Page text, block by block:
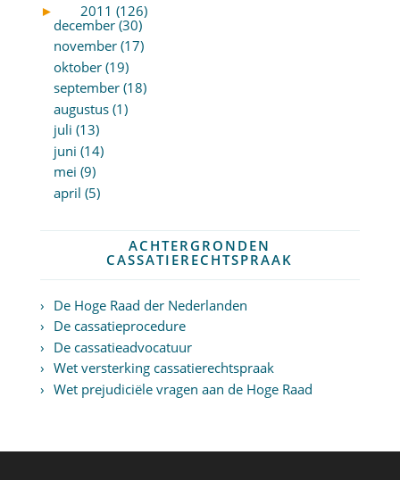
►
2011 (126)
december (30)
november (17)
oktober (19)
september (18)
augustus (1)
juli (13)
juni (14)
mei (9)
april (5)
ACHTERGRONDEN
CASSATIERECHTSPRAAK
De Hoge Raad der Nederlanden
De cassatieprocedure
De cassatieadvocatuur
Wet versterking cassatierechtspraak
Wet prejudiciële vragen aan de Hoge Raad